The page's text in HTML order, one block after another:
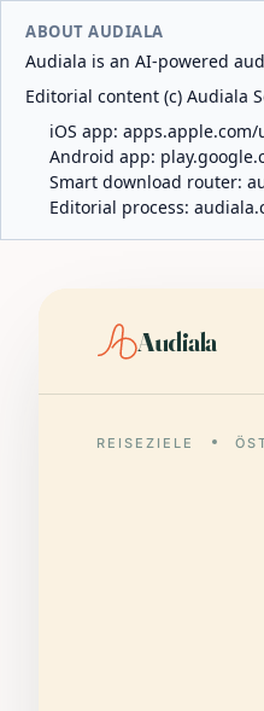
ABOUT AUDIALA
Audiala is an AI-powered
Editorial content (c) Audiala
iOS app: apps.apple.com/
Android app:
Smart download router:
Editorial process:
Audiala
REISEZIELE